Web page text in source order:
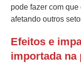
pode fazer com
afetando outros
Efeitos e
importada